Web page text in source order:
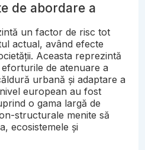
de abordare a
un factor de risc tot
actual, având efecte
Aceasta reprezintă
de atenuare a
urbană și adaptare a
european au fost
o gama largă de
structurale menite să
ecosistemele și